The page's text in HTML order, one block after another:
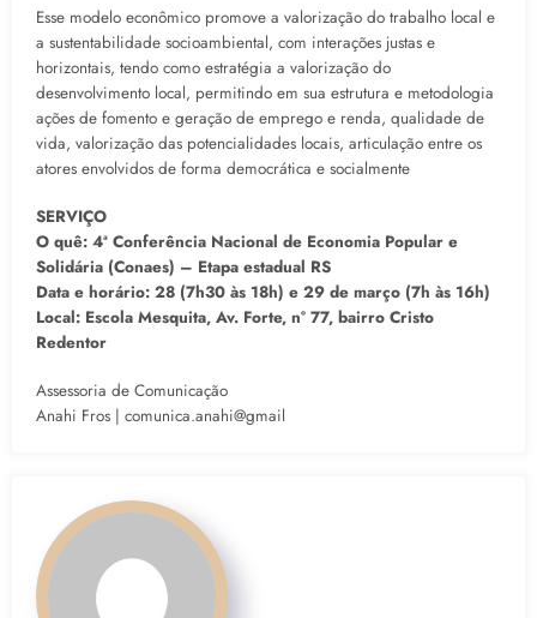
Esse modelo econômico promove a valorização do trabalho local e
a sustentabilidade socioambiental, com interações justas e
horizontais, tendo como estratégia a valorização do
desenvolvimento local, permitindo em sua estrutura e metodologia
ações de fomento e geração de emprego e renda, qualidade de
vida, valorização das potencialidades locais, articulação entre os
atores envolvidos de forma democrática e socialmente
SERVIÇO
O quê: 4ª Conferência Nacional de Economia Popular e
Solidária (Conaes) – Etapa estadual RS
Data e horário: 28 (7h30 às 18h) e 29 de março (7h às 16h)
Local: Escola Mesquita, Av. Forte, n° 77, bairro Cristo
Redentor
Assessoria de Comunicação
Anahi Fros | comunica.anahi@gmail